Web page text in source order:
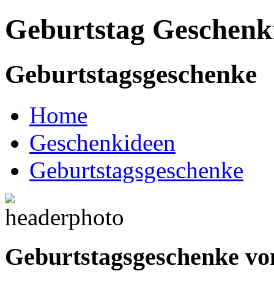
Geburtstag
Geburtstagsgeschenke
Home
Geschenkideen
Geburtstagsgeschenke
Geburtstagsgeschenke